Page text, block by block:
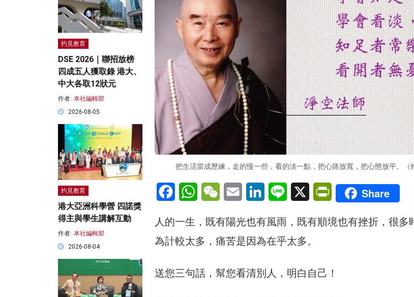
把生活當成歷練，走的慢一些，看的淡一點，把心路放寬，把心態放平。（
FacebookWhatsAppWeChatEmail LinkedInLine X PrintFriendly
Share
人的一生，既有陽光也有風雨，既有順境也有挫折，很多
為計較太多，痛苦是因為在乎太多。
送您三句話，幫您看清別人，明白自己！
灼見教育
DSE 2026｜聯招放榜
四成五人獲取錄 港大、
中大各取12狀元
作者: 本社編輯部
2026-08-05
灼見教育
港大亞洲科學營 四諾獎
得主與學生講解互動
作者: 本社編輯部
2026-08-04